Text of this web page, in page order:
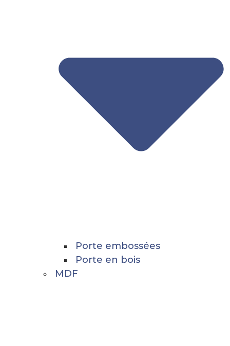
Porte embossées
Porte en bois
MDF